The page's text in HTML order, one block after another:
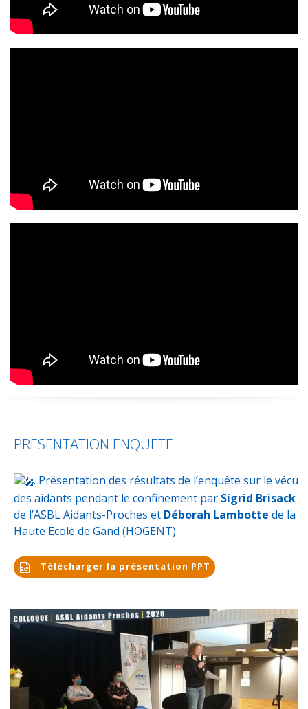
PRÉSENTATION ENQUÊTE
Présentation des résultats de l’enquête sur le vécu
des aidants pendant le confinement par Sigrid Brisack
de l’ASBL Aidants-Proches et Déborah Lambotte de la
Haute Ecole de Gand (HOGENT).
Télécharger la présentation PPT